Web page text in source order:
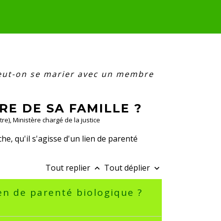
on se marier avec un membre
DE SA FAMILLE ?
Ministère chargé de la justice
qu'il s'agisse d'un lien de parenté
Tout replier keyboard_arrow_up Tout déplier keyboard_arrow_down
de parenté biologique ?